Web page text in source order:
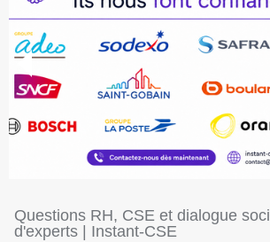
Questions RH, CSE et dialogue
d'experts | Instant-CSE